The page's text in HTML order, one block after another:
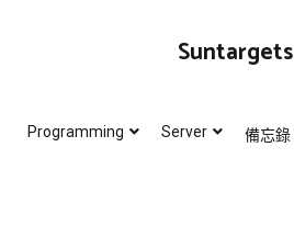
Suntargets
Programming Server 備忘錄